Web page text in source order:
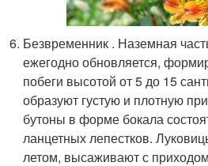
Безвременник . Наземная
ежегодно обновляется,
побеги высотой от 5 до 15
образуют густую и плотную
бутоны в форме бокала
ланцетных лепестков.
летом, высаживают с